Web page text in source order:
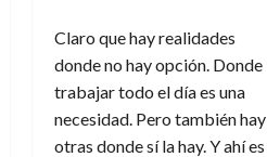
Claro que hay realidades
donde no hay opción. Donde
trabajar todo el día es una
necesidad. Pero también hay
otras donde sí la hay. Y ahí es